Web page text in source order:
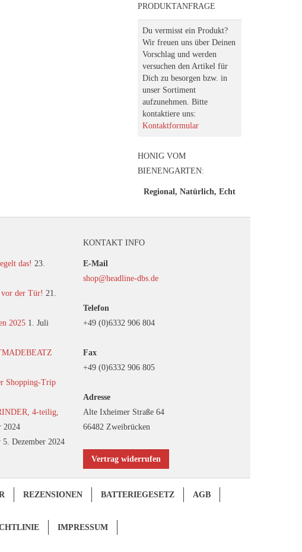
PRODUKTANFRAGE
Du vermisst ein Produkt?
Wir freuen uns über Deinen
Vorschlag und werden
versuchen den Artikel für
Dich zu besorgen bzw. in
unser Sortiment
aufzunehmen. Bitte
kontaktiere uns:
Kontaktformular
HONIG VOM
BIENENGARTEN:
Regional, Natürlich, Echt
das! 23.
vor der Tür! 21.
2025 1. Juli
Shopping-Trip
4-teilig,
2024
5. Dezember 2024
KONTAKT INFO
E-Mail
shop@headline-dbs.de
Telefon
+49 (0)6332 906 804
Fax
+49 (0)6332 906 805
Adresse
Alte Ixheimer Straße 64
66482 Zweibrücken
Vertrag widerrufen
REZENSIONEN BATTERIEGESETZ AGB
IMPRESSUM